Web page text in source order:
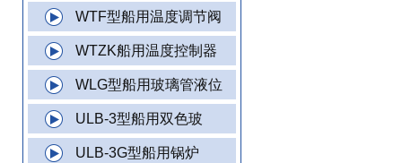
WTF型船用温度调节阀
WTZK船用温度控制器
WLG型船用玻璃管液位
ULB-3型船用双色玻
ULB-3G型船用锅炉